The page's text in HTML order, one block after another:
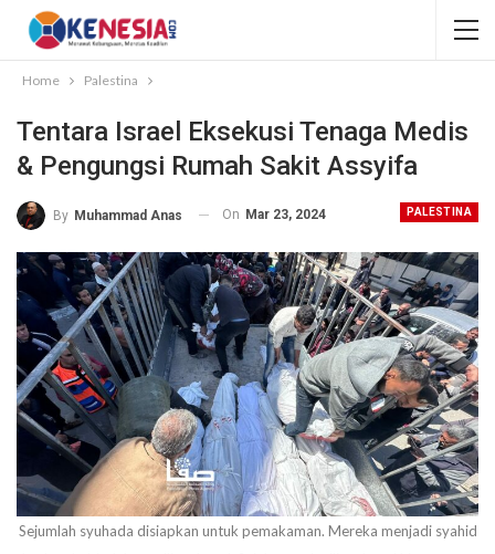
Home Palestina
Tentara Israel Eksekusi Tenaga Medis
& Pengungsi Rumah Sakit Assyifa
PALESTINA
By Muhammad Anas On Mar 23, 2024
Sejumlah syuhada disiapkan untuk pemakaman. Mereka menjadi syahid